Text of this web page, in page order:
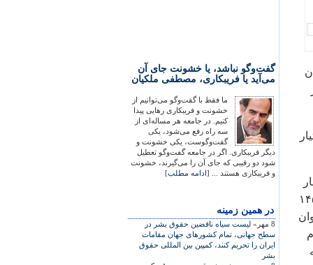
گفت‌وگو نباشد، یا خشونت جای آن
می‌آید یا فریبکاری، مصطفی ملکیان
ما فقط با گفت‌وگو می‌توانیم از
خشونت و فریبکاری رهایی پیدا
کنیم. در جامعه هر مساله‌ای از
سه راه رفع می‌شود، یکی
گفت‌وگوست، یکی خشونت و
دیگر فریبکاری. اگر در جامعه گفت‌وگو تعطیل
شود دو رقیبی که جای آن را می‌گیرند، خشونت
و فریبکاری هستند ... [ادامه مطلب]
در همين زمينه
8 مهر»
ليست سياه ناقضين حقوق بشر در
سطح جهانی، تمام کشورهای جهان مقامات
ايران را تحريم کنند، کمپين بين المللی حقوق
بشر
عقیدتی ایران تبدیل شده است. هم اکنون حدود ۱۴۵